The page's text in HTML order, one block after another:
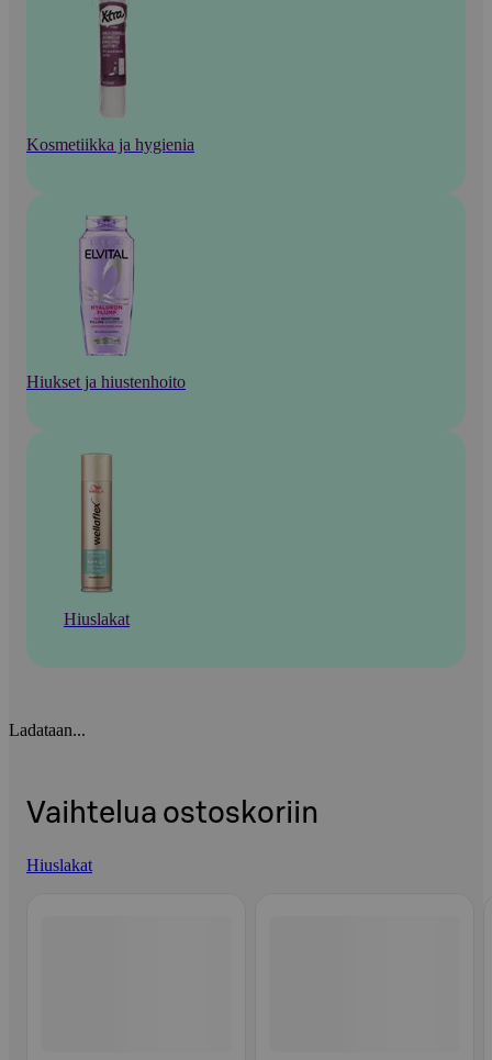
Kosmetiikka ja hygienia
Hiukset ja hiustenhoito
Hiuslakat
Ladataan...
Vaihtelua ostoskoriin
Hiuslakat